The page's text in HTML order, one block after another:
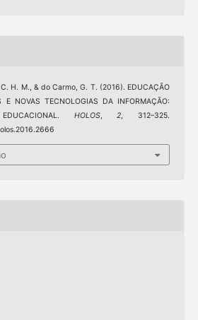
H. M., & do Carmo, G. T. (2016). EDUCAÇÃO
E NOVAS TECNOLOGIAS DA INFORMAÇÃO:
HOLOS, 2 , 312–325.